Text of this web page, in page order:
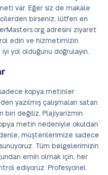
var. Eğer siz de makale
birseniz, lütfen en
adresini ziyaret
edin ve hizmetimizin
yol olduğunu doğrulayın.
kopya metinler
yazılmış çalışmaları satan
biri değiliz. Plajiyarizmin
metin nedeniyle okuldan
müşterilerimize sadece
Tüm belgelerimizin
emin olmak için, her
ediyoruz. Profesyonel